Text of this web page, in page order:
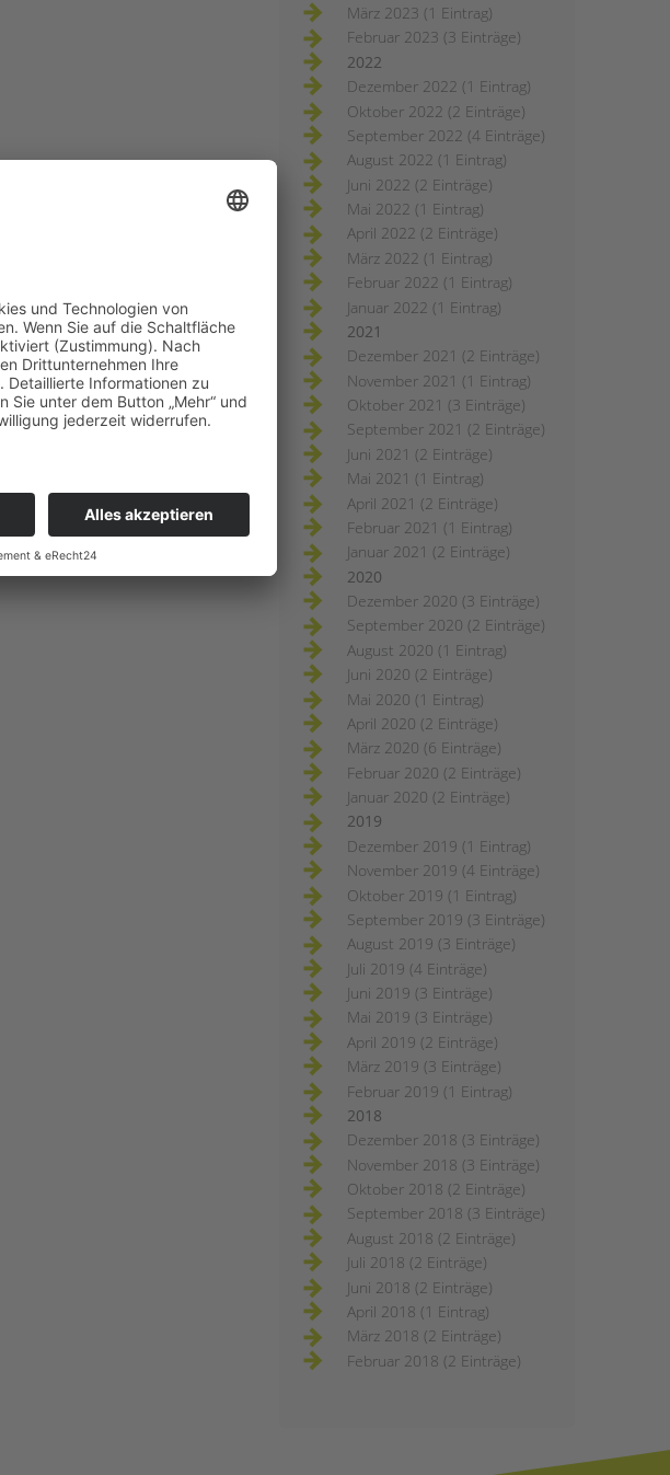
März 2023 (1 Eintrag)
Februar 2023 (3 Einträge)
2022
Dezember 2022 (1 Eintrag)
Oktober 2022 (2 Einträge)
September 2022 (4 Einträge)
August 2022 (1 Eintrag)
Juni 2022 (2 Einträge)
Mai 2022 (1 Eintrag)
April 2022 (2 Einträge)
März 2022 (1 Eintrag)
Februar 2022 (1 Eintrag)
Januar 2022 (1 Eintrag)
2021
Dezember 2021 (2 Einträge)
November 2021 (1 Eintrag)
Oktober 2021 (3 Einträge)
September 2021 (2 Einträge)
Juni 2021 (2 Einträge)
Mai 2021 (1 Eintrag)
April 2021 (2 Einträge)
Februar 2021 (1 Eintrag)
Januar 2021 (2 Einträge)
2020
Dezember 2020 (3 Einträge)
September 2020 (2 Einträge)
August 2020 (1 Eintrag)
Juni 2020 (2 Einträge)
Mai 2020 (1 Eintrag)
April 2020 (2 Einträge)
März 2020 (6 Einträge)
Februar 2020 (2 Einträge)
Januar 2020 (2 Einträge)
2019
Dezember 2019 (1 Eintrag)
November 2019 (4 Einträge)
Oktober 2019 (1 Eintrag)
September 2019 (3 Einträge)
August 2019 (3 Einträge)
Juli 2019 (4 Einträge)
Juni 2019 (3 Einträge)
Mai 2019 (3 Einträge)
April 2019 (2 Einträge)
März 2019 (3 Einträge)
Februar 2019 (1 Eintrag)
2018
Dezember 2018 (3 Einträge)
November 2018 (3 Einträge)
Oktober 2018 (2 Einträge)
September 2018 (3 Einträge)
August 2018 (2 Einträge)
Juli 2018 (2 Einträge)
Juni 2018 (2 Einträge)
April 2018 (1 Eintrag)
März 2018 (2 Einträge)
Februar 2018 (2 Einträge)